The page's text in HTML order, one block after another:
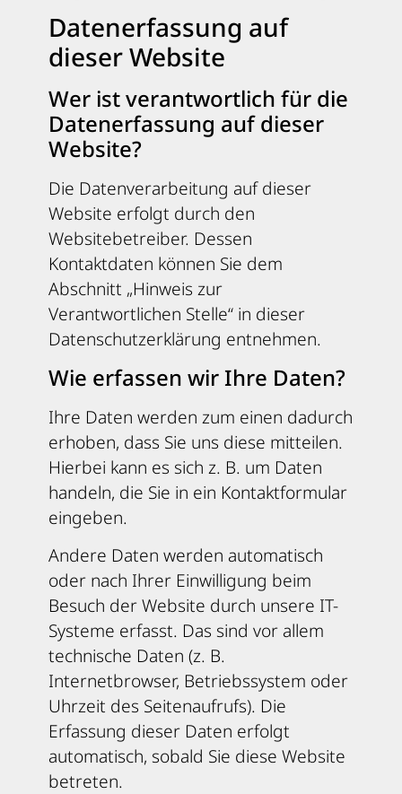
Datenerfassung auf
dieser Website
Wer ist verantwortlich für die
Datenerfassung auf dieser
Website?
Die Datenverarbeitung auf dieser
Website erfolgt durch den
Websitebetreiber. Dessen
Kontaktdaten können Sie dem
Abschnitt „Hinweis zur
Verantwortlichen Stelle“ in dieser
Datenschutzerklärung entnehmen.
Wie erfassen wir Ihre Daten?
Ihre Daten werden zum einen dadurch
erhoben, dass Sie uns diese mitteilen.
Hierbei kann es sich z. B. um Daten
handeln, die Sie in ein Kontaktformular
eingeben.
Andere Daten werden automatisch
oder nach Ihrer Einwilligung beim
Besuch der Website durch unsere IT-
Systeme erfasst. Das sind vor allem
technische Daten (z. B.
Internetbrowser, Betriebssystem oder
Uhrzeit des Seitenaufrufs). Die
Erfassung dieser Daten erfolgt
automatisch, sobald Sie diese Website
betreten.